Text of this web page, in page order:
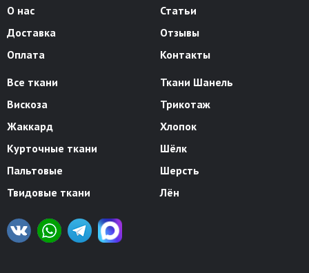
О нас
Доставка
Оплата
Статьи
Отзывы
Контакты
Все ткани
Вискоза
Жаккард
Курточные ткани
Пальтовые
Твидовые ткани
Ткани Шанель
Трикотаж
Хлопок
Шёлк
Шерсть
Лён